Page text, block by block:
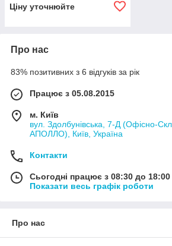
Ціну уточнюйте
Про нас
83% позитивних з 6 відгуків за рік
Працює з 05.08.2015
м. Київ
вул. Здолбунівська, 7-Д (Офісно-
АПОЛЛО), Київ, Україна
Контакти
Сьогодні працює з 08:30 до 18:00
Показати весь графік роботи
Про нас